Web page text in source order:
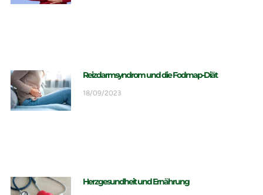
Reizdarmsyndrom und die Fodmap-Diät
18/09/2023
Herzgesundheit und Ernährung